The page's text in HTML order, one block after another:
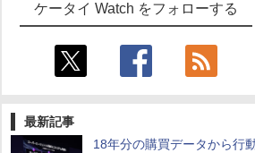
ケータイ Watch をフォローする
最新記事
18年分の購買データから行